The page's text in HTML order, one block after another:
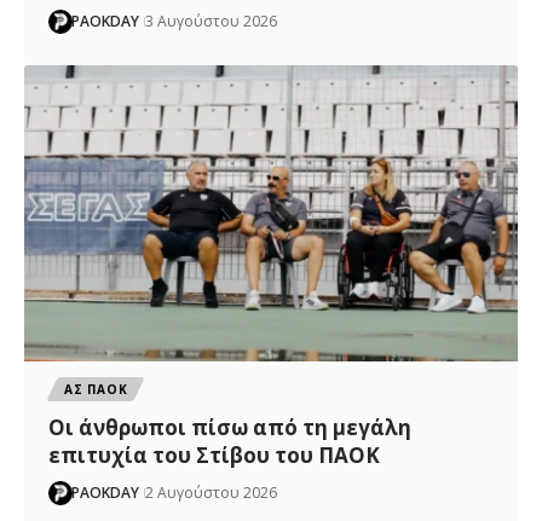
PAOKDAY 3 Αυγούστου 2026
ΑΣ ΠΑΟΚ
Οι άνθρωποι πίσω από τη μεγάλη
επιτυχία του Στίβου του ΠΑΟΚ
PAOKDAY 2 Αυγούστου 2026